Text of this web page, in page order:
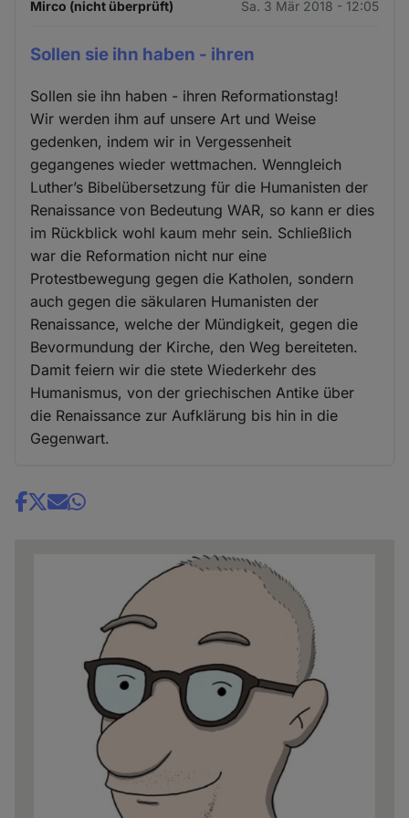
Mirco (nicht überprüft) Sa. 3 Mär 2018 - 12:05
Sollen sie ihn haben - ihren
Sollen sie ihn haben - ihren Reformationstag!
Wir werden ihm auf unsere Art und Weise
gedenken, indem wir in Vergessenheit
gegangenes wieder wettmachen. Wenngleich
Luther’s Bibelübersetzung für die Humanisten der
Renaissance von Bedeutung WAR, so kann er dies
im Rückblick wohl kaum mehr sein. Schließlich
war die Reformation nicht nur eine
Protestbewegung gegen die Katholen, sondern
auch gegen die säkularen Humanisten der
Renaissance, welche der Mündigkeit, gegen die
Bevormundung der Kirche, den Weg bereiteten.
Damit feiern wir die stete Wiederkehr des
Humanismus, von der griechischen Antike über
die Renaissance zur Aufklärung bis hin in die
Gegenwart.
Share